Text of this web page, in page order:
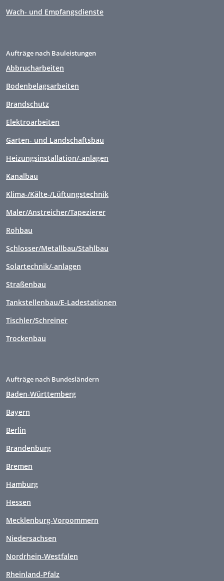
Wach- und Empfangsdienste
Aufträge nach Bauleistungen
Abbrucharbeiten
Bodenbelagsarbeiten
Brandschutz
Elektroarbeiten
Garten- und Landschaftsbau
Heizungsinstallation/-anlagen
Kanalbau
Klima-/Kälte-/Lüftungstechnik
Maler/Anstreicher/Tapezierer
Rohbau
Schlosser/Metallbau/Stahlbau
Solartechnik/-anlagen
Straßenbau
Tankstellenbau/E-Ladestationen
Tischler/Schreiner
Trockenbau
Aufträge nach Bundesländern
Baden-Württemberg
Bayern
Berlin
Brandenburg
Bremen
Hamburg
Hessen
Mecklenburg-Vorpommern
Niedersachsen
Nordrhein-Westfalen
Rheinland-Pfalz